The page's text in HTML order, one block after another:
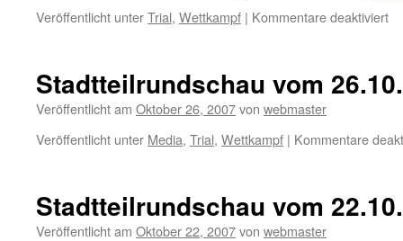
Veröffentlicht unterTrial, Wettkampf | Kommentare deaktiviertfür
Stadtteilrundschau vom
Veröffentlicht am Oktober 26, 2007von webmaster
Veröffentlicht unter Media, Trial, Wettkampf | Kommentare
Stadtteilrundschau vom
Veröffentlicht am Oktober 22, 2007von webmaster